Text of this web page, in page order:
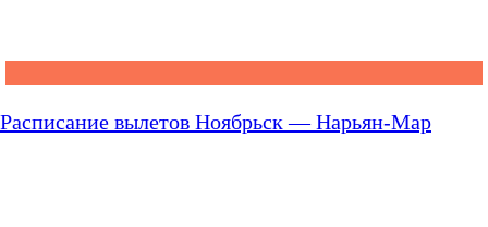
Расписание вылетов Ноябрьск — Нарьян-Мар